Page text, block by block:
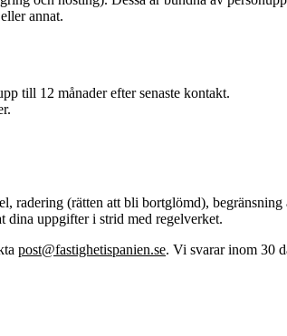
annat.
till 12 månader efter senaste kontakt.
(rätten att bli bortglömd),
dina uppgifter i strid med regelverket.
post@fastighetispanien.se. Vi svarar inom 30